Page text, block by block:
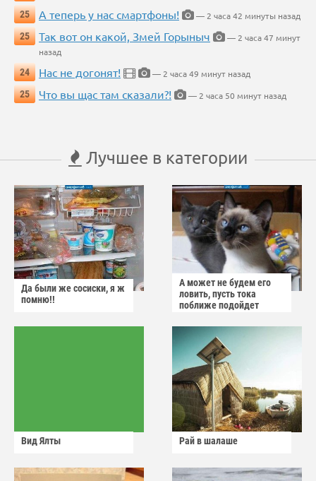
25
А теперь у нас смартфоны!
— 2 часа 42 минуты назад
25
Так вот он какой, Змей Горыныч
— 2 часа 47 минут
назад
24
Нас не догонят!
— 2 часа 49 минут назад
25
Что вы щас там сказали?! — 2 часа 50 минут назад
Лучшее в категории
Да были же сосиски, я ж
помню!!
А может не будем его
ловить, пусть тока
поближе подойдет
Вид Ялты Рай в шалаше